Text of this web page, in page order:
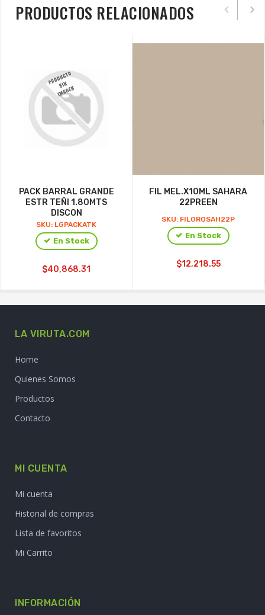
PRODUCTOS RELACIONADOS
PACK BARRAL GRANDE
ESTR TEÑI 1.80MTS
DISCON
SKU: LGPACKATK
En Stock
$40,868.31
FIL MEL.X10ML SAHARA
22PREEN
SKU: FILOROSAH22P
En Stock
$12,218.55
LA VIRUTA.COM
Home
Quienes Somos
Productos
Contacto
MI CUENTA
Mi cuenta
Historial de compras
Lista de favoritos
Mi Carrito
INFORMACIÓN